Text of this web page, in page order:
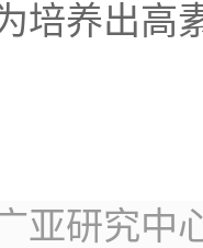
培养出高
亚研究中